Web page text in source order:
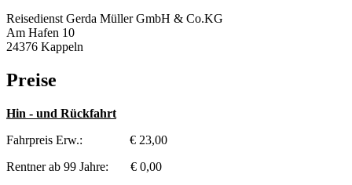
Reisedienst Gerda Müller GmbH & Co.KG
Am Hafen 10
24376 Kappeln
Preise
Hin - und Rückfahrt
Fahrpreis Erw.: € 23,00
Rentner ab 99 Jahre: € 0,00